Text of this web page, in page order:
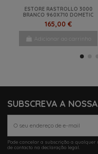
ESTORE RASTROLLO 3000
BRANCO 960X710 DOMETIC
165,00 €
Adicionar ao carrinho
SUBSCREVA A
Pode cancelar a subscrição a qualquer
de contacto na declaração legal.